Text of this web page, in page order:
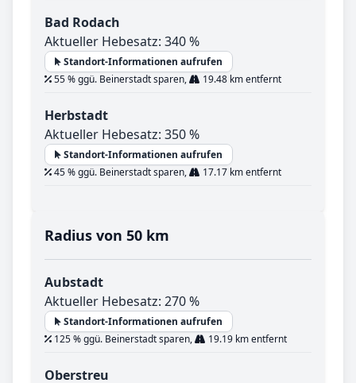
Bad Rodach
Aktueller Hebesatz: 340 %
Standort-Informationen aufrufen
55 % ggü. Beinerstadt sparen,
19.48 km entfernt
Herbstadt
Aktueller Hebesatz: 350 %
Standort-Informationen aufrufen
45 % ggü. Beinerstadt sparen,
17.17 km entfernt
Radius von 50 km
Aubstadt
Aktueller Hebesatz: 270 %
Standort-Informationen aufrufen
125 % ggü. Beinerstadt sparen,
19.19 km entfernt
Oberstreu